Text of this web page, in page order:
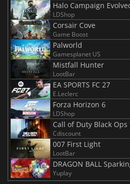
Halo Campaign
LDShop
Corsair Cove
Game Boost
Palworld
Gamesplanet US
Mistfall Hunter
LootBar
EA SPORTS FC 27
E.Leclerc
Forza Horizon 6
LDShop
Call of Duty Black Ops
Cdiscount
007 First Light
LootBar
Yuplay